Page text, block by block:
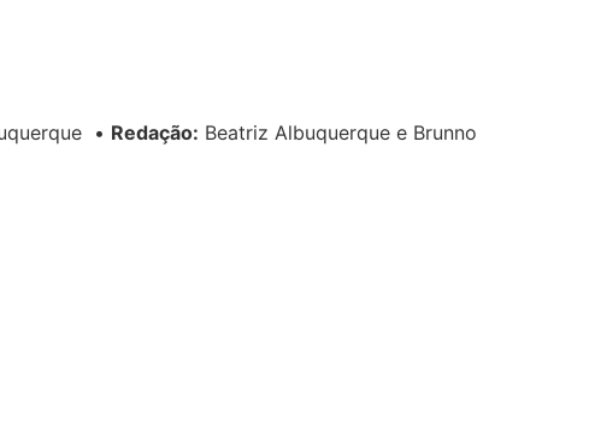
• Redação: Beatriz Albuquerque e Brunno